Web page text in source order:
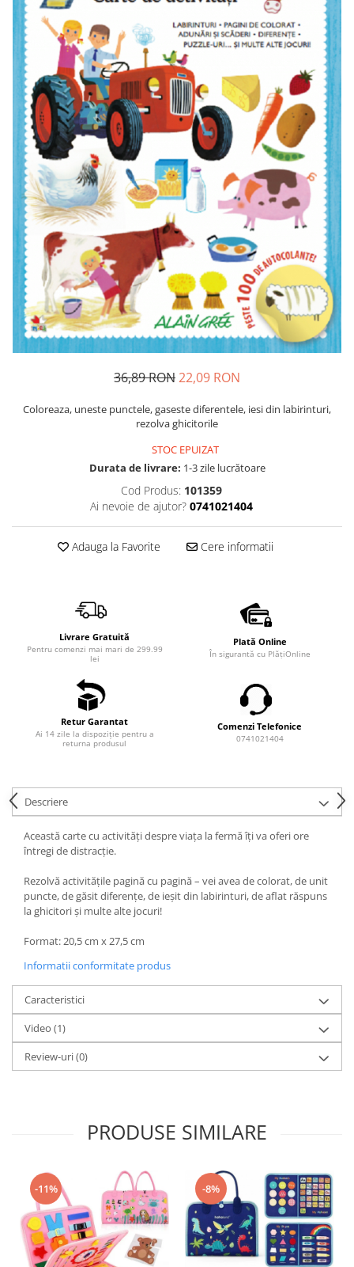
Usborne
36,89 RON22,09 RON
Coloreaza, uneste punctele, gaseste diferentele, iesi din labirinturi,
rezolva ghicitorile
STOC EPUIZAT
Durata de livrare: 1-3 zile lucrătoare
Cod Produs: 101359
Ai nevoie de ajutor? 0741021404
Adauga la Favorite Cere informatii
Livrare Gratuită
Pentru comenzi mai mari de 299.99
lei
Plată Online
În sigurantă cu PlățiOnline
Retur Garantat
Ai 14 zile la dispoziție pentru a
returna produsul
Comenzi Telefonice
0741021404
Descriere
Această carte cu activități despre viața la fermă îți va oferi ore
întregi de distracție.
Rezolvă activitățile pagină cu pagină – vei avea de colorat, de unit
puncte, de găsit diferențe, de ieșit din labirinturi, de aflat răspuns
la ghicitori și multe alte jocuri!
Format: 20,5 cm x 27,5 cm
Informatii conformitate produs
Caracteristici
Video (1)
Review-uri(0)
PRODUSE SIMILARE
-11% -8%